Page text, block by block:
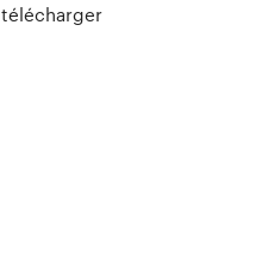
télécharger